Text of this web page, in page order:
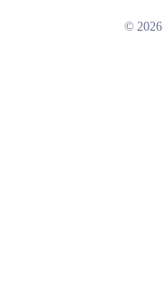
© 2026